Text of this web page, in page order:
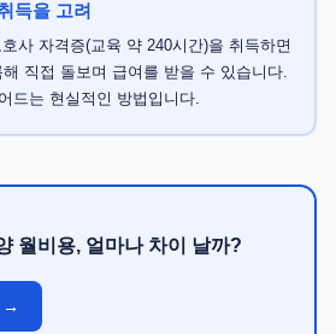
득을 고려
사 자격증(교육 약 240시간)을 취득하면
직접 돌보며 급여를 받을 수 있습니다.
드는 현실적인 방법입니다.
월비용, 얼마나 차이 날까?
→